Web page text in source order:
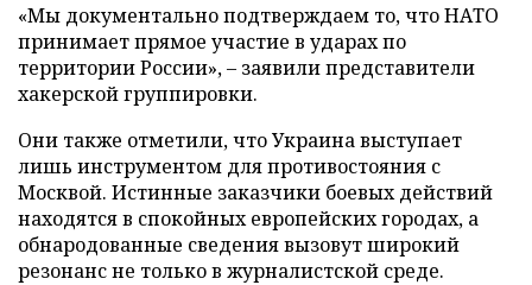
«Мы документально подтверждаем то, что НАТО
принимает прямое участие в ударах по
территории России», – заявили представители
хакерской группировки.
Они также отметили, что Украина выступает
лишь инструментом для противостояния с
Москвой. Истинные заказчики боевых действий
находятся в спокойных европейских городах, а
обнародованные сведения вызовут широкий
резонанс не только в журналистской среде.